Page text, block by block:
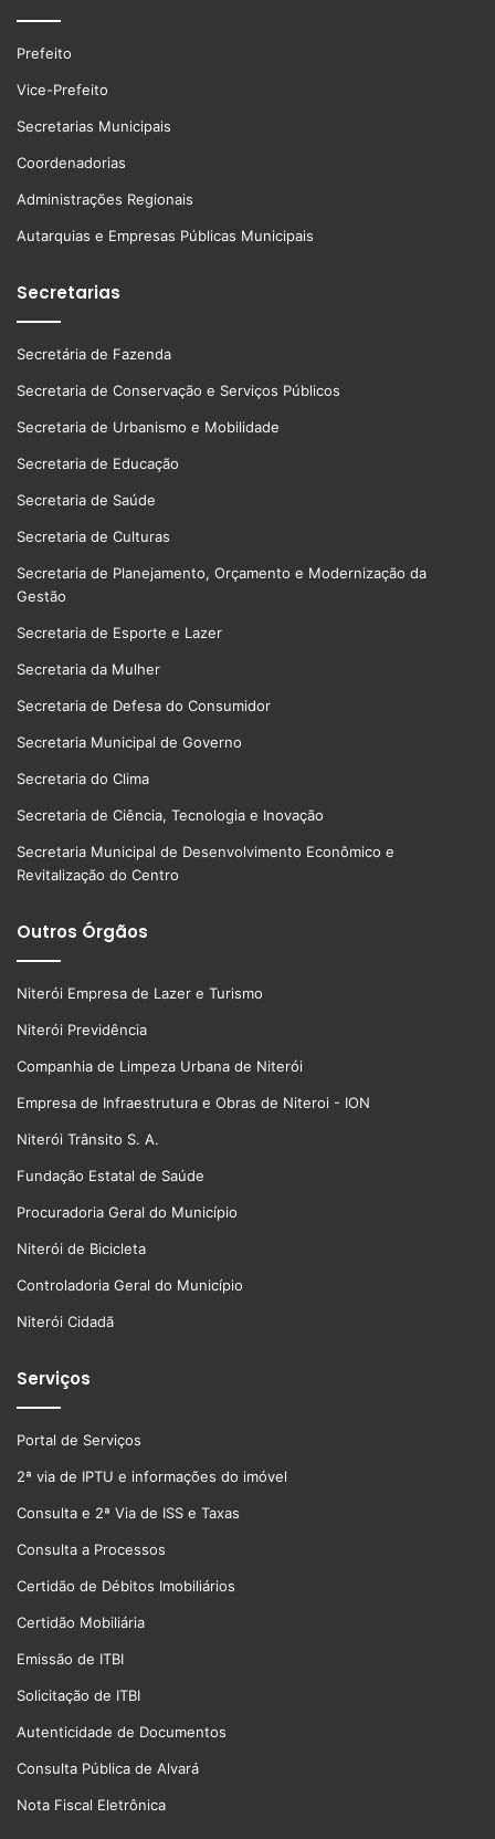
Prefeito
Vice-Prefeito
Secretarias Municipais
Coordenadorias
Administrações Regionais
Autarquias e Empresas Públicas Municipais
Secretarias
Secretária de Fazenda
Secretaria de Conservação e Serviços Públicos
Secretaria de Urbanismo e Mobilidade
Secretaria de Educação
Secretaria de Saúde
Secretaria de Culturas
Secretaria de Planejamento, Orçamento e Modernização da
Gestão
Secretaria de Esporte e Lazer
Secretaria da Mulher
Secretaria de Defesa do Consumidor
Secretaria Municipal de Governo
Secretaria do Clima
Secretaria de Ciência, Tecnologia e Inovação
Secretaria Municipal de Desenvolvimento Econômico e
Revitalização do Centro
Outros Órgãos
Niterói Empresa de Lazer e Turismo
Niterói Previdência
Companhia de Limpeza Urbana de Niterói
Empresa de Infraestrutura e Obras de Niteroi - ION
Niterói Trânsito S. A.
Fundação Estatal de Saúde
Procuradoria Geral do Município
Niterói de Bicicleta
Controladoria Geral do Município
Niterói Cidadã
Serviços
Portal de Serviços
2ª via de IPTU e informações do imóvel
Consulta e 2ª Via de ISS e Taxas
Consulta a Processos
Certidão de Débitos Imobiliários
Certidão Mobiliária
Emissão de ITBI
Solicitação de ITBI
Autenticidade de Documentos
Consulta Pública de Alvará
Nota Fiscal Eletrônica